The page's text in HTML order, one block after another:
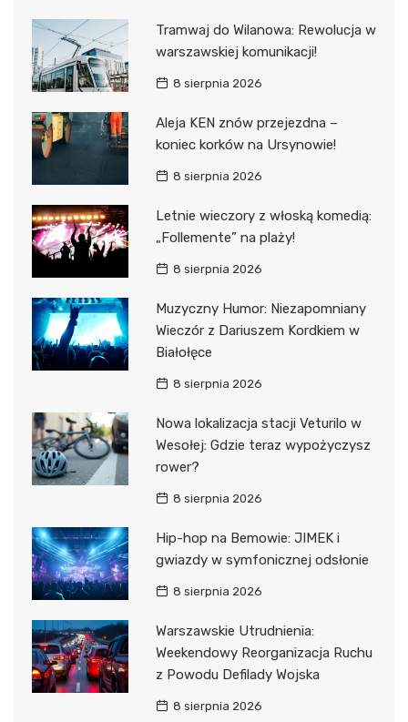
Tramwaj do Wilanowa: Rewolucja w
warszawskiej komunikacji!
8 sierpnia 2026
Aleja KEN znów przejezdna –
koniec korków na Ursynowie!
8 sierpnia 2026
Letnie wieczory z włoską komedią:
„Follemente” na plaży!
8 sierpnia 2026
Muzyczny Humor: Niezapomniany
Wieczór z Dariuszem Kordkiem w
Białołęce
8 sierpnia 2026
Nowa lokalizacja stacji Veturilo w
Wesołej: Gdzie teraz wypożyczysz
rower?
8 sierpnia 2026
Hip-hop na Bemowie: JIMEK i
gwiazdy w symfonicznej odsłonie
8 sierpnia 2026
Warszawskie Utrudnienia:
Weekendowy Reorganizacja Ruchu
z Powodu Defilady Wojska
8 sierpnia 2026